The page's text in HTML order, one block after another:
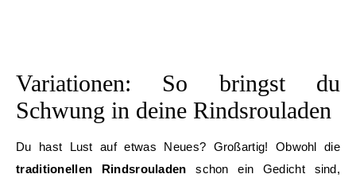
Variationen: So bringst du
Schwung in deine Rindsrouladen
Du hast Lust auf etwas Neues? Großartig! Obwohl die
traditionellen Rindsrouladen schon ein Gedicht sind,